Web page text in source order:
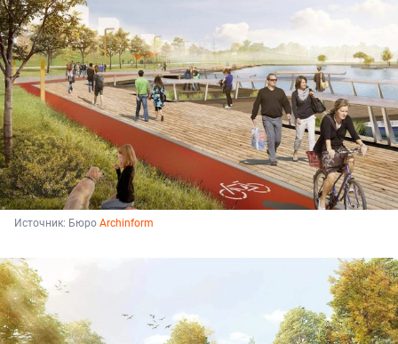
Источник: Бюро Archinform